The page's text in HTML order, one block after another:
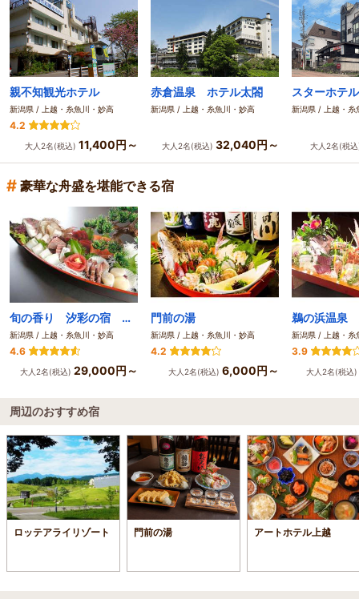
親不知観光ホテル
新潟県 / 上越・糸魚川・妙高
4.2
大人2名(税込) 11,400円～
赤倉温泉 ホテル太閤
新潟県 / 上越・糸魚川・妙高
大人2名(税込) 32,040円～
スターホテ
新潟県 / 上越・糸
大人2名(税
# 豪華な舟盛を堪能できる宿
旬の香り 汐彩の宿 佐渡見亭
新潟県 / 上越・糸魚川・妙高
4.6
大人2名(税込) 29,000円～
門前の湯
新潟県 / 上越・糸魚川・妙高
4.2
大人2名(税込) 6,000円～
新潟県 / 上越・糸
3.9
大人2名(税込)
周辺のおすすめ宿
ロッテアライリゾート 門前の湯 アートホテル上越